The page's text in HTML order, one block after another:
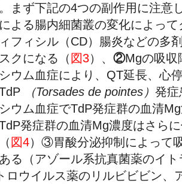
まず下記の4つの副作用に注意
よる腸内細菌叢の変化によっ
フィシル（CD）腸炎などの多
クになる（ 図3）、 ②Mgの吸収
ウム血症により、QT延長、心
（Torsades de pointes） 発症
ウム血症でTdP発症群の血清
発症群の血清Mg濃度はさら
図4）③胃酸分泌抑制によって
る（アゾール系抗真菌薬のイ
ロウイルス薬のリルビビビン、